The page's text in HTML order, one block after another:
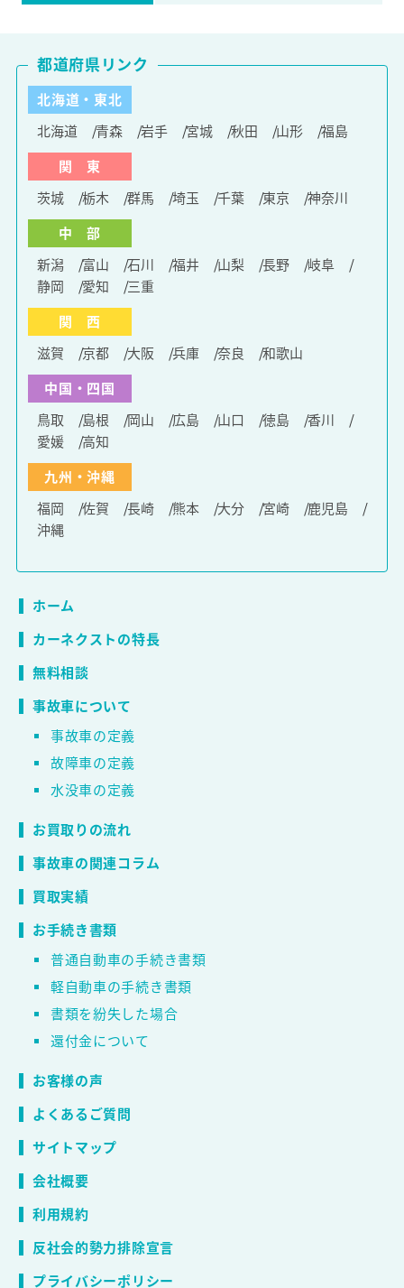
北海道・東北
北海道
青森 岩手 宮城 秋田 山形
福島
関 東
茨城
栃木 群馬 埼玉 千葉 東京
神奈川
中 部
新潟
富山 石川 福井 山梨 長野
岐阜
静岡
愛知
三重
関 西
滋賀
京都 大阪 兵庫 奈良
和歌山
中国・四国
鳥取
島根 岡山 広島 山口 徳島
香川
愛媛
高知
九州・沖縄
福岡
佐賀 長崎 熊本 大分 宮崎
鹿児島
沖縄
都道府県リンク
ホーム
カーネクストの特長
無料相談
事故車について
事故車の定義
故障車の定義
水没車の定義
お買取りの流れ
事故車の関連コラム
買取実績
お手続き書類
普通自動車の手続き書類
軽自動車の手続き書類
書類を紛失した場合
還付金について
お客様の声
よくあるご質問
サイトマップ
会社概要
利用規約
反社会的勢力排除宣言
プライバシーポリシー